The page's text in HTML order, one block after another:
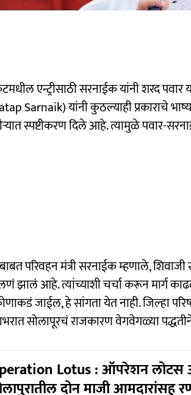
एन्ट्रीसाठी सरनाईक यांनी शरद पवार
Sarnaik) यांनी कुठल्याही प्रकाराचे
स्पष्टीकरण दिले आहे. त्यामुळे पवार-
परिवहन मंत्री सरनाईक म्हणाले,
झालं आहे. त्यांच्याशी चर्चा करून मार्ग
जाईल, हे सांगता येत नाही. जिल्हा
सोलापूरचं राजकारण वेगवेगळ्या
Lotus : ऑपरेशन लोटस
दोन माजी आमदारांसह